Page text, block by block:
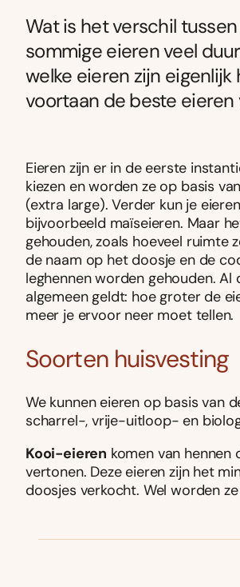
Wat is het verschil
sommige eieren veel
welke eieren zijn
voortaan de beste eieren
Eieren zijn er in de eerste
kiezen en worden ze op basis
(extra large). Verder kun je
bijvoorbeeld maïseieren. Maar
gehouden, zoals hoeveel ruimte
de naam op het doosje en de
leghennen worden gehouden.
algemeen geldt: hoe groter de
meer je ervoor neer moet tellen.
Soorten huisvesting
We kunnen eieren op basis van
scharrel-, vrije-uitloop- en
Kooi-eieren komen van hennen
vertonen. Deze eieren zijn het
doosjes verkocht. Wel worden